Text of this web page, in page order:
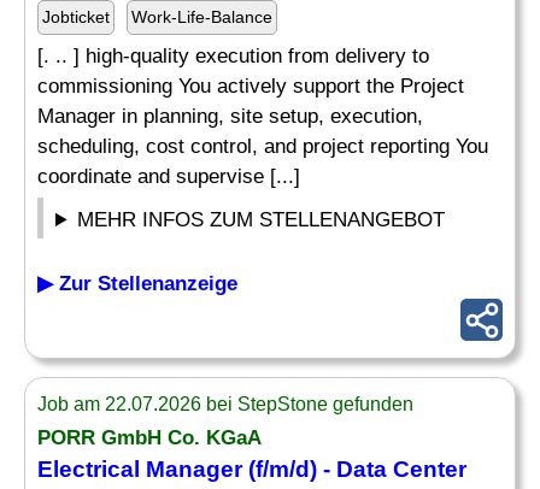
Jobticket Work-Life-Balance
[. .. ] high-quality execution from delivery to
commissioning You actively support the Project
Manager in planning, site setup, execution,
scheduling, cost control, and project reporting You
coordinate and supervise [...]
MEHR INFOS ZUM STELLENANGEBOT
▶ Zur Stellenanzeige
Job am 22.07.2026 bei StepStone gefunden
PORR GmbH Co. KGaA
Electrical Manager (f/m/d) - Data Center